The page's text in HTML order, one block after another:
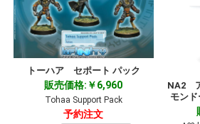
トーハア セポート パック
販売価格:￥6,960
Tohaa Support Pack
予約注文
NA2
モン